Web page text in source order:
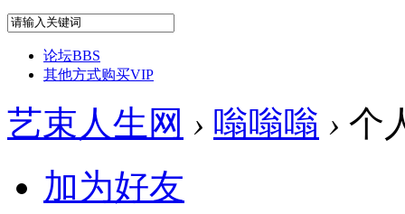
论坛BBS
其他方式购买VIP
艺束人生网 › 嗡嗡嗡 › 个
加为好友